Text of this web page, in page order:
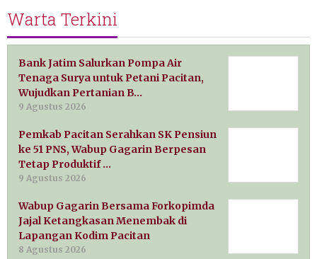
Warta Terkini
Bank Jatim Salurkan Pompa Air
Tenaga Surya untuk Petani Pacitan,
Wujudkan Pertanian B…
9 Agustus 2026
Pemkab Pacitan Serahkan SK Pensiun
ke 51 PNS, Wabup Gagarin Berpesan
Tetap Produktif …
9 Agustus 2026
Wabup Gagarin Bersama Forkopimda
Jajal Ketangkasan Menembak di
Lapangan Kodim Pacitan
8 Agustus 2026